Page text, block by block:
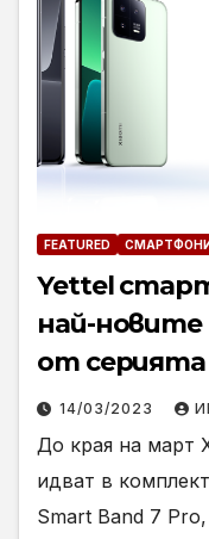
FEATURED
Yettel
най-
от серията
14/03/2023
До края на март
идват в
Smart Band 7